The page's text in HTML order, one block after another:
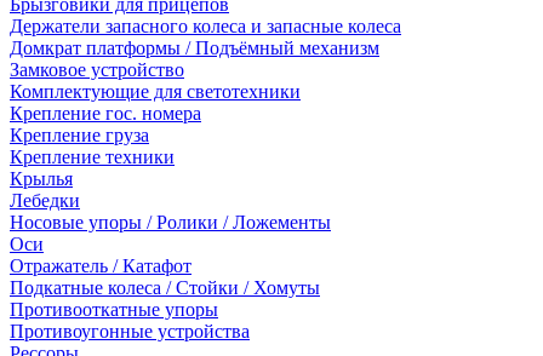
Брызговики для прицепов
Держатели запасного колеса и запасные колеса
Домкрат платформы / Подъёмный механизм
Замковое устройство
Комплектующие для светотехники
Крепление гос. номера
Крепление груза
Крепление техники
Крылья
Лебедки
Носовые упоры / Ролики / Ложементы
Оси
Отражатель / Катафот
Подкатные колеса / Стойки / Хомуты
Противооткатные упоры
Противоугонные устройства